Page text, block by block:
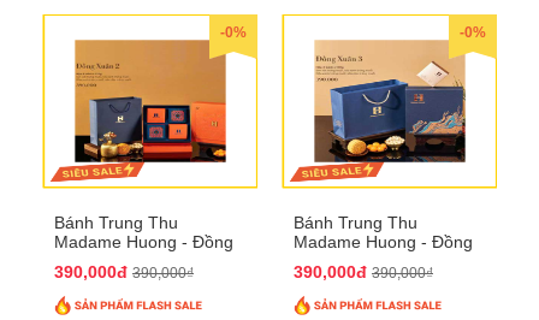
-0%
Bánh Trung Thu
Madame Huong - Đồng
390,000đ 390,000₫
-0%
Bánh Trung Thu
Madame Huong - Đồng
390,000đ 390,000₫